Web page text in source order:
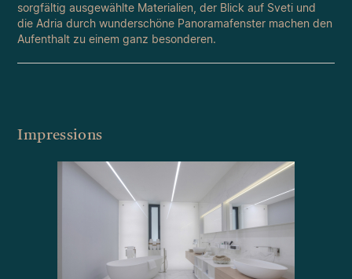
sorgfältig ausgewählte Materialien, der Blick auf Sveti und
die Adria durch wunderschöne Panoramafenster machen den
Aufenthalt zu einem ganz besonderen.
Impressions